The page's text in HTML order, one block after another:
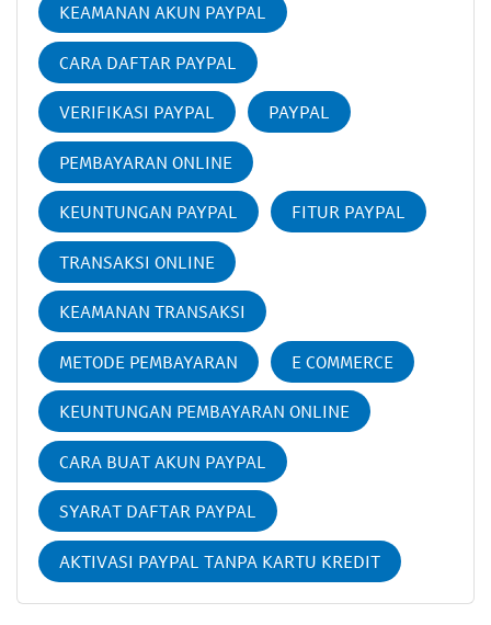
KEAMANAN AKUN PAYPAL
CARA DAFTAR PAYPAL
VERIFIKASI PAYPAL PAYPAL
PEMBAYARAN ONLINE
KEUNTUNGAN PAYPAL FITUR PAYPAL
TRANSAKSI ONLINE
KEAMANAN TRANSAKSI
METODE PEMBAYARAN E COMMERCE
KEUNTUNGAN PEMBAYARAN ONLINE
CARA BUAT AKUN PAYPAL
SYARAT DAFTAR PAYPAL
AKTIVASI PAYPAL TANPA KARTU KREDIT